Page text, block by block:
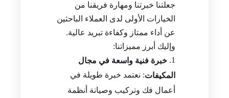
جعلتنا خبرتنا ومهارة فريقنا من
الخيارات الأولى لدى العملاء الباحثين
عن أداء ممتاز وكفاءة تبريد عالية.
وإليك أبرز مميزاتنا:
خبرة فنية واسعة في مجال
المكيفات: نعتمد خبرة طويلة في
أعمال فك وتركيب وصيانة أنظمة